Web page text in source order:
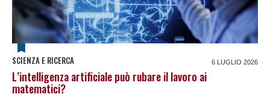
SCIENZA E RICERCA 6 LUGLIO 2026
L’intelligenza artificiale può rubare il lavoro ai
matematici?